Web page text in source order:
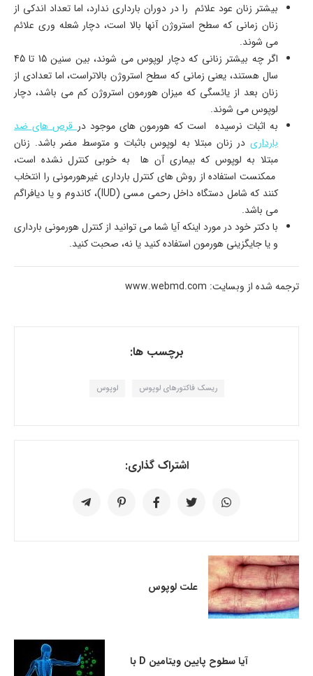
بیشتر زنان عود علائم را در دوران بارداری ندارد، اما تعداد اندکی از
زنان زمانی که سطح استروژن آنها بالا است، دچار شعله وری علائم
می شوند.
اگر چه بیشتر زنانی که دچار لوپوس می شوند، بین سنین 15 تا 45
سال هستند، یعنی زمانی که سطح استروژن بالاتراست، اما تعدادی از
زنان بعد از یائسگی که میزان هورمون استروژن کم می باشد، دچار
لوپوس می شوند.
به اثبات نرسیده است که هورمون های موجود درقرص های ضد
بارداری در زنان مبتلا به لوپوس باثبات و متوسط مضر باشد. زنان
مبتلا به لوپوس که بیماری آن ها به خوبی کنترل نشده است،
ممکنست استفاده از روش های کنترل بارداری غیرهورمونی را انتخاب
کنند که شامل دستگاه داخل رحمی مسی (IUD)، کاندوم و یا دیافراگم
می باشد.
با دکتر خود در مورد اینکه آیا شما می توانید از کنترل هورمونی بارداری
و یا جایگزینی هورمون استفاده کنید یا نه، صحبت کنید.
ترجمه شده از وبسایت: www.webmd.com
برچسب ها:
ریسک فاکتورهای لوپوس لوپوس
اشتراک گذاری:
علت لوپوس
آیا سطوح پایین ویتامین D با